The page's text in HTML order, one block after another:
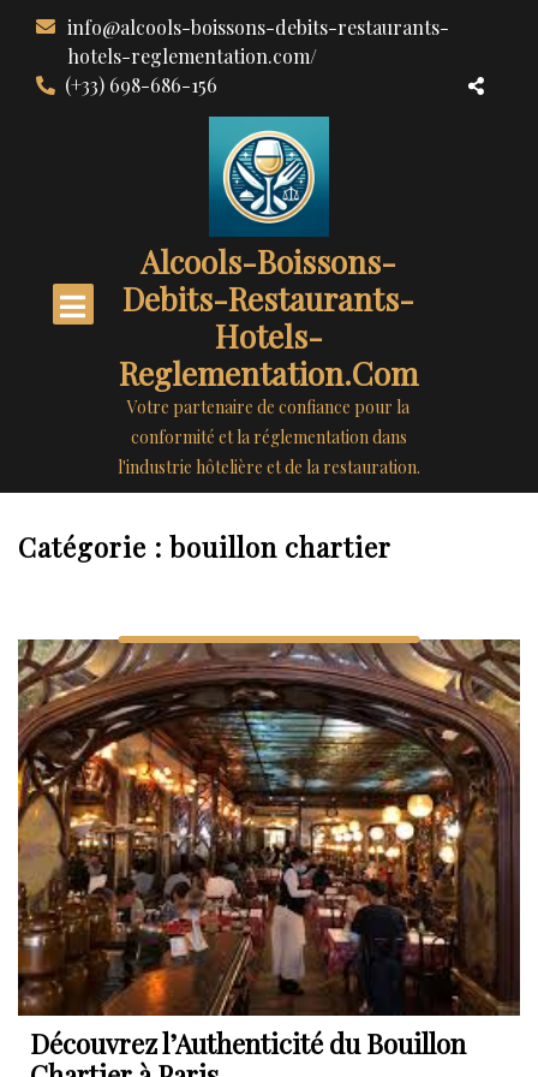
contenu
info@alcools-boissons-debits-restaurants-
hotels-reglementation.com/
(+33) 698-686-156
Alcools-Boissons-
Debits-Restaurants-
Hotels-
Reglementation.com
Votre partenaire de confiance pour la
conformité et la réglementation dans
l'industrie hôtelière et de la restauration.
Catégorie : bouillon chartier
Découvrez l’Authenticité du Bouillon